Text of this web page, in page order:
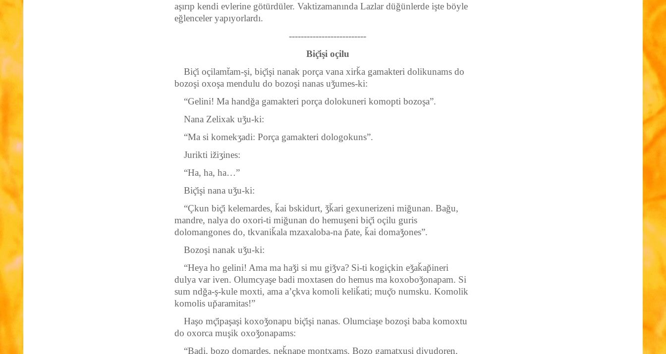
aşırıp kendi evlerine götürdüler. Vaktizamanında Lazlar düğünlerde işte böyle
eğlenceler yapıyorlardı.
--------------------------
Biç̆işi oçilu
Biç̆i oçilamt̆am-şi, biç̆işi nanak porça vana xirk̆a gamakteri dolikunams do
bozoşi oxoşa mendulu do bozoşi nanas uǯumes-ki:
“Gelini! Ma handğa gamakteri porça dolokuneri komopti bozoşa”.
Nana Zelixak uǯu-ki:
“Ma si komekʒadi: Porça gamakteri dologokuns”.
Jurikti ižiʒines:
“Ha, ha, ha…”
Biç̆işi nana uǯu-ki:
“Çkun biç̆i kelemardes, k̆ai bskidurt, ǯk̆ari gexunerizeni miğunan. Bağu,
mandre, nalya do oxori-ti miğunan do hemuşeni biç̆i oçilu guris
dolomangones do, tkvanik̆ala mzaxaloba-na p̆ate, k̆ai domaǯones”.
Bozoşi nanak uǯu-ki:
“Heya ho gelini! Ama ma haǯi si mu giǯva? Si-ti kogiçkin eǯak̆ap̆ineri
dulya var iven. Olumcyaşe badi moxtasen do hemus ma koxoboǯonapam. Si
sum ndğa-ş-kule moxti, ama a’çkva komoli kelik̆ati; muç̆o numsku. Komolik
komolis up̆aramitas!”
Haşo mç̆ipaşaşi koxoǯonapu biç̆işi nanas. Olumciaşe bozoşi baba komoxtu
do oxorca muşik oxoǯonapams:
“Badi, bozo domardes, nek̆nape montxams. Bozo gamatxuşi divudoren,